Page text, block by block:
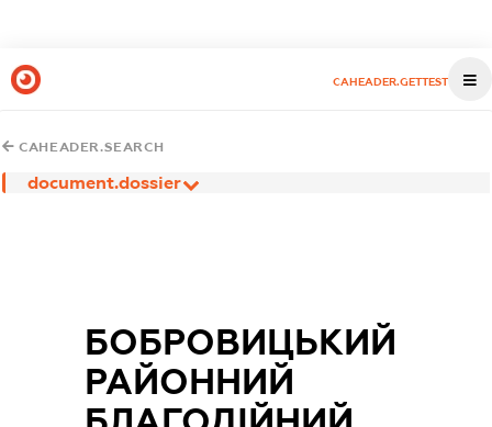
CAHEADER.GETTEST
CAHEADER.SEARCH
document.dossier
БОБРОВИЦЬКИЙ
РАЙОННИЙ